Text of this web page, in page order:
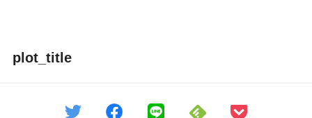
plot_title